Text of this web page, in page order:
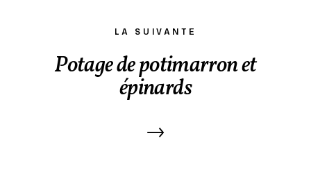
LA SUIVANTE
Potage de potimarron et
épinards
→